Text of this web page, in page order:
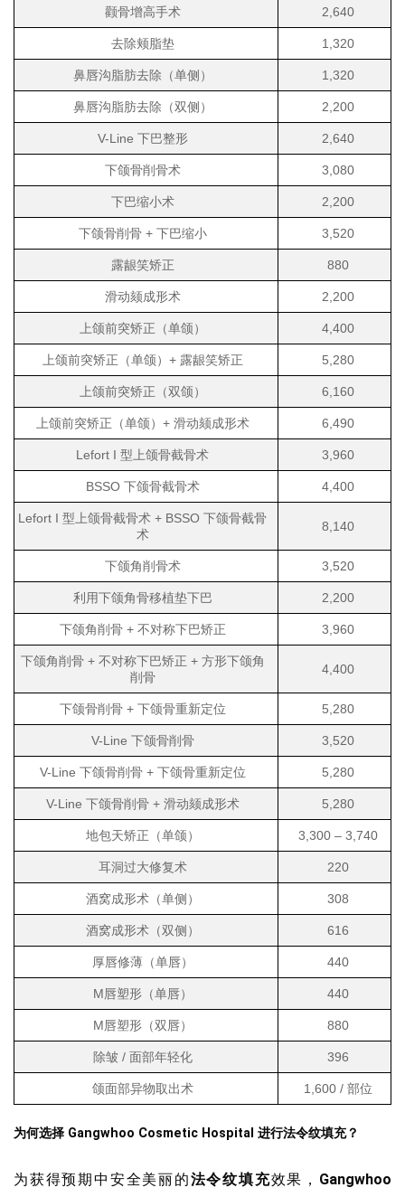
颧骨增高手术 2,640
去除颊脂垫 1,320
鼻唇沟脂肪去除（单侧） 1,320
鼻唇沟脂肪去除（双侧） 2,200
V-Line 下巴整形 2,640
下颌骨削骨术 3,080
下巴缩小术 2,200
下颌骨削骨 + 下巴缩小 3,520
露龈笑矫正 880
滑动颏成形术 2,200
上颌前突矫正（单颌） 4,400
上颌前突矫正（单颌）+ 露龈笑矫正 5,280
上颌前突矫正（双颌） 6,160
上颌前突矫正（单颌）+ 滑动颏成形术 6,490
Lefort I 型上颌骨截骨术 3,960
BSSO 下颌骨截骨术 4,400
Lefort I 型上颌骨截骨术 + BSSO 下颌骨截骨
术
8,140
下颌角削骨术 3,520
利用下颌角骨移植垫下巴 2,200
下颌角削骨 + 不对称下巴矫正 3,960
下颌角削骨 + 不对称下巴矫正 + 方形下颌角
削骨
4,400
下颌骨削骨 + 下颌骨重新定位 5,280
V-Line 下颌骨削骨 3,520
V-Line 下颌骨削骨 + 下颌骨重新定位 5,280
V-Line 下颌骨削骨 + 滑动颏成形术 5,280
地包天矫正（单颌） 3,300 – 3,740
耳洞过大修复术 220
酒窝成形术（单侧） 308
酒窝成形术（双侧） 616
厚唇修薄（单唇） 440
M唇塑形（单唇） 440
M唇塑形（双唇） 880
除皱 / 面部年轻化 396
颌面部异物取出术 1,600 / 部位
为何选择 Gangwhoo Cosmetic Hospital 进行法令纹填充？
为获得预期中安全美丽的法令纹填充效果， Gangwhoo